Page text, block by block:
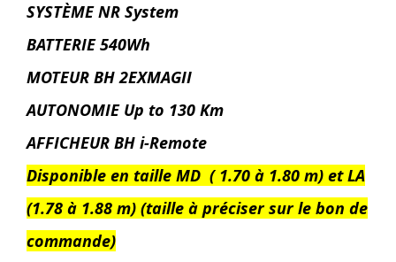
SYSTÈME NR System
BATTERIE 540Wh
MOTEUR BH 2EXMAGII
AUTONOMIE Up to 130 Km
AFFICHEUR BH i-Remote
Disponible en taille MD ( 1.70 à 1.80 m) et LA
(1.78 à 1.88 m) (taille à préciser sur le bon de
commande)